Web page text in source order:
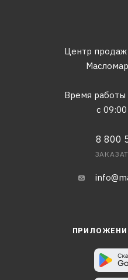
Центр продаж
Время работы
с
8 800